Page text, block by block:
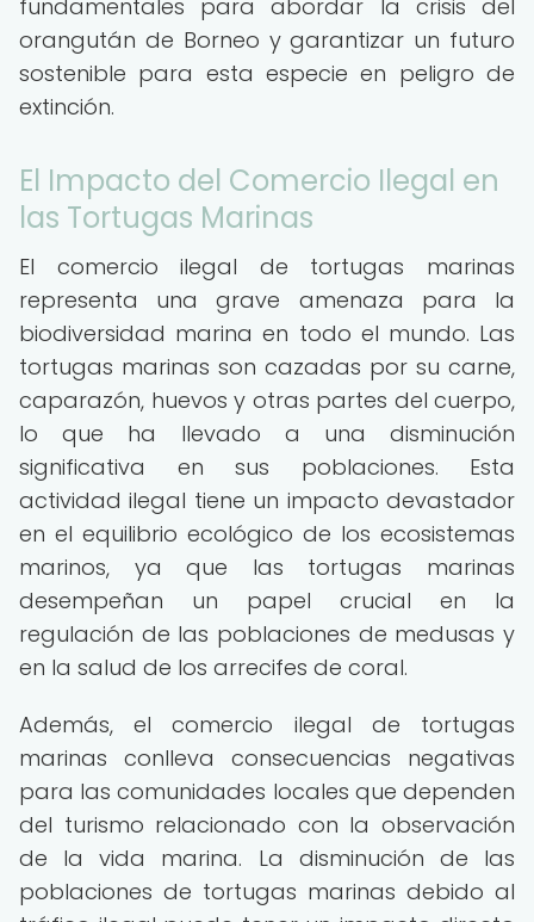
fundamentales para abordar la crisis del
orangután de Borneo y garantizar un futuro
sostenible para esta especie en peligro de
extinción.
El Impacto del Comercio Ilegal en
las Tortugas Marinas
El comercio ilegal de tortugas marinas
representa una grave amenaza para la
biodiversidad marina en todo el mundo. Las
tortugas marinas son cazadas por su carne,
caparazón, huevos y otras partes del cuerpo,
lo que ha llevado a una disminución
significativa en sus poblaciones. Esta
actividad ilegal tiene un impacto devastador
en el equilibrio ecológico de los ecosistemas
marinos, ya que las tortugas marinas
desempeñan un papel crucial en la
regulación de las poblaciones de medusas y
en la salud de los arrecifes de coral.
Además, el comercio ilegal de tortugas
marinas conlleva consecuencias negativas
para las comunidades locales que dependen
del turismo relacionado con la observación
de la vida marina. La disminución de las
poblaciones de tortugas marinas debido al